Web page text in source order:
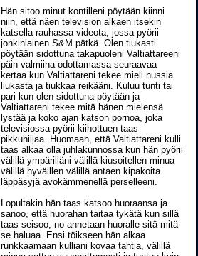
Hän sitoo minut kontilleni pöytään kiinni
niin, että näen television alkaen itsekin
katsella rauhassa videota, jossa pyörii
jonkinlainen S&M pätkä. Olen tiukasti
pöytään sidottuna takapuoleni Valtiattareeni
päin valmiina odottamassa seuraavaa
kertaa kun Valtiattareni tekee mieli nussia
liukasta ja tiukkaa reikääni. Kuluu tunti tai
pari kun olen sidottuna pöytään ja
Valtiattareni tekee mitä hänen mielensä
lystää ja koko ajan katson pornoa, joka
televisiossa pyörii kiihottuen taas
pikkuhiljaa. Huomaan, että Valtiattareni kulli
taas alkaa olla juhlakunnossa kun hän pyörii
välillä ympärilläni välillä kiusoitellen minua
välillä hyväillen välillä antaen kipakoita
läppäsyjä avokämmenellä perselleeni.
Lopultakin hän taas katsoo huoraansa ja
sanoo, että huorahan taitaa tykätä kun sillä
taas seisoo, no annetaan huoralle sitä mitä
se haluaa. Ensi töikseen hän alkaa
runkkaamaan kulliani kovaa tahtia, välillä